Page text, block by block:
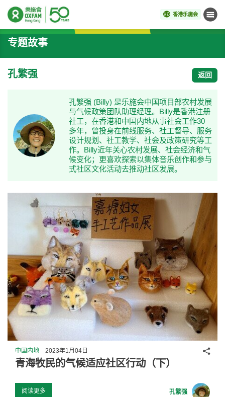
香港乐施会 菜单
开始主要内容
专题故事
孔繁强 返回
孔繁强 (Billy) 是乐施会中国项目部农村发展
与气候政策团队助理经理。Billy是香港注册
社工，在香港和中国内地从事社会工作30
多年，曾投身在前线服务、社工督导、服务
设计规划、社工教学、社会及政策研究等工
作。Billy近年关心农村发展、社会经济和气
候变化；更喜欢探索以集体音乐创作和参与
式社区文化活动去推动社区发展。
中国内地 2023年1月04日
青海牧民的气候适应社区行动（下）
阅读更多 孔繁强
分享